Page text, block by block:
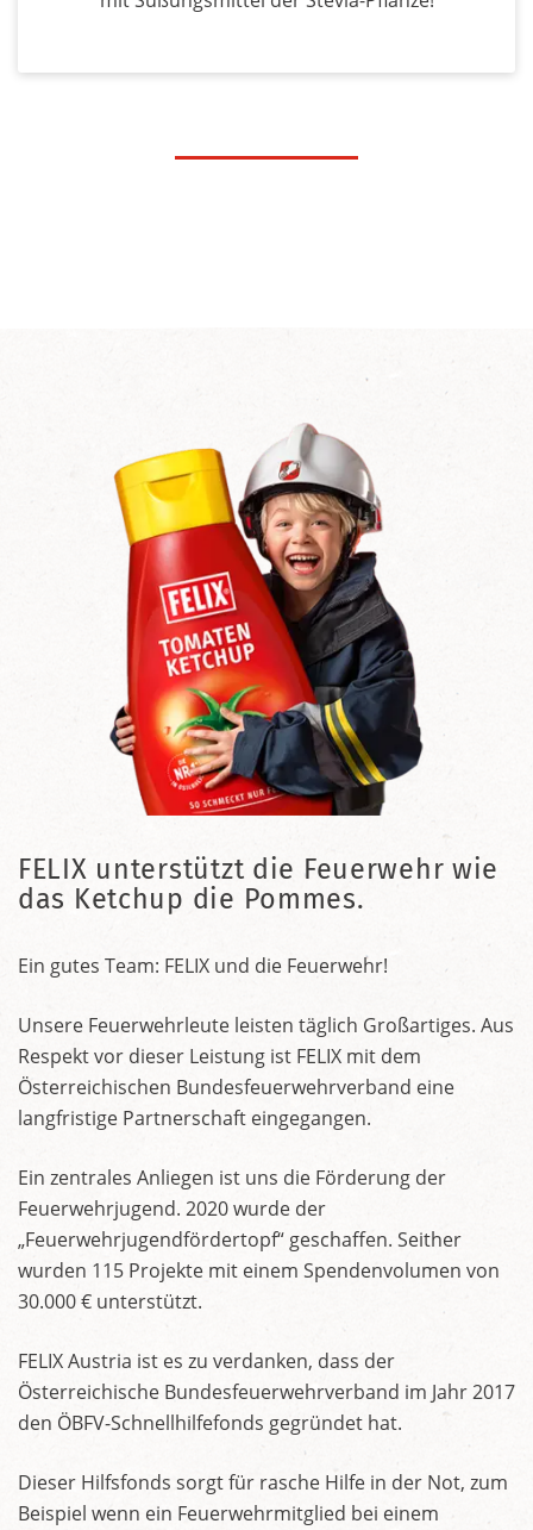
FELIX unterstützt die Feuerwehr wie
das Ketchup die Pommes.
Ein gutes Team: FELIX und die Feuerwehr!
Unsere Feuerwehrleute leisten täglich Großartiges. Aus
Respekt vor dieser Leistung ist FELIX mit dem
Österreichischen Bundesfeuerwehrverband eine
langfristige Partnerschaft eingegangen.
Ein zentrales Anliegen ist uns die Förderung der
Feuerwehrjugend. 2020 wurde der
„Feuerwehrjugendfördertopf“ geschaffen. Seither
wurden 115 Projekte mit einem Spendenvolumen von
30.000 € unterstützt.
FELIX Austria ist es zu verdanken, dass der
Österreichische Bundesfeuerwehrverband im Jahr 2017
den ÖBFV-Schnellhilfefonds gegründet hat.
Dieser Hilfsfonds sorgt für rasche Hilfe in der Not, zum
Beispiel wenn ein Feuerwehrmitglied bei einem